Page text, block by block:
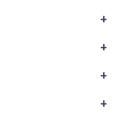
+
+
+
+